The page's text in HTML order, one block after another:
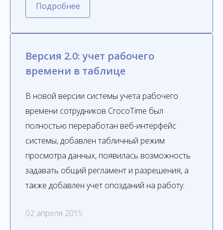
Подробнее
Версия 2.0: учет рабочего
времени в таблице
В новой версии системы учета рабочего
времени сотрудников CrocoTime был
полностью переработан веб-интерфейс
системы, добавлен табличный режим
просмотра данных, появилась возможность
задавать общий регламент и разрешения, а
также добавлен учет опозданий на работу.
02 апреля 2015